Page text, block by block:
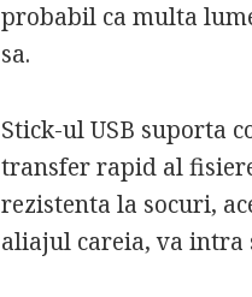
probabil ca multa
sa.
Stick-ul USB suporta
transfer rapid al
rezistenta la socuri,
aliajul careia, va intra